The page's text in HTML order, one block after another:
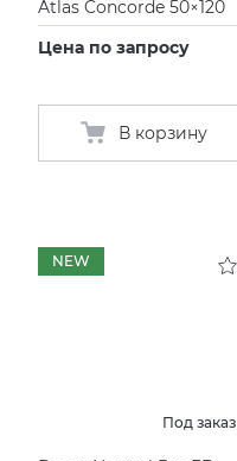
Atlas Concorde 50×120
Цена по запросу
В корзину
NEW
Под заказ